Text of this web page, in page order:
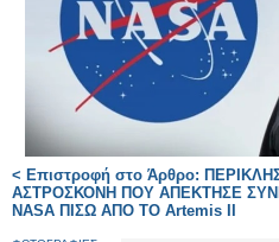
< Επιστροφή στο Άρθρο:
ΑΣΤΡΟΣΚΟΝΗ ΠΟΥ ΑΠΕΚΤΗΣΕ
NASA ΠΙΣΩ ΑΠΟ ΤΟ Artemis II